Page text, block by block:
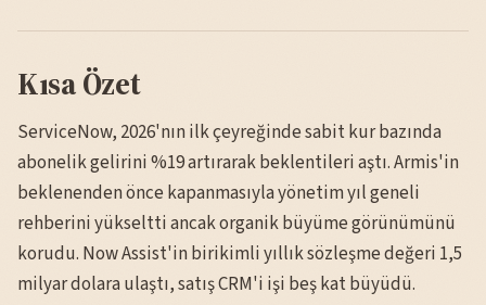
Kısa Özet
ServiceNow, 2026'nın ilk çeyreğinde sabit kur bazında
abonelik gelirini %19 artırarak beklentileri aştı. Armis'in
beklenenden önce kapanmasıyla yönetim yıl geneli
rehberini yükseltti ancak organik büyüme görünümünü
korudu. Now Assist'in birikimli yıllık sözleşme değeri 1,5
milyar dolara ulaştı, satış CRM'i işi beş kat büyüdü.